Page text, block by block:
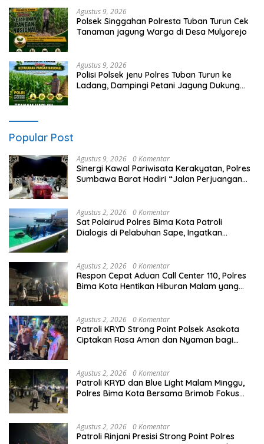
Agustus 9, 2026
Polsek Singgahan Polresta Tuban Turun Cek
Tanaman jagung Warga di Desa Mulyorejo
Agustus 9, 2026
Polisi Polsek jenu Polres Tuban Turun ke
Ladang, Dampingi Petani Jagung Dukung
Popular Post
Agustus 9, 2026 0 Komentar
Sinergi Kawal Pariwisata Kerakyatan, Polres
Sumbawa Barat Hadiri “Jalan Perjuangan
Agustus 2, 2026 0 Komentar
Sat Polairud Polres Bima Kota Patroli
Dialogis di Pelabuhan Sape, Ingatkan
Agustus 2, 2026 0 Komentar
Respon Cepat Aduan Call Center 110, Polres
Bima Kota Hentikan Hiburan Malam yang
Agustus 2, 2026 0 Komentar
Patroli KRYD Strong Point Polsek Asakota
Ciptakan Rasa Aman dan Nyaman bagi
Agustus 2, 2026 0 Komentar
Patroli KRYD dan Blue Light Malam Minggu,
Polres Bima Kota Bersama Brimob Fokus
Agustus 2, 2026 0 Komentar
Patroli Rinjani Presisi Strong Point Polres